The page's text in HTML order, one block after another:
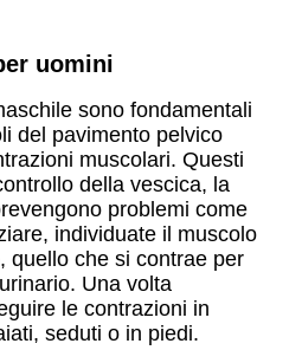
uomini
sono fondamentali
del pavimento pelvico
muscolari. Questi
della vescica, la
problemi come
individuate il muscolo
quello che si contrae per
Una volta
le contrazioni in
seduti o in piedi.